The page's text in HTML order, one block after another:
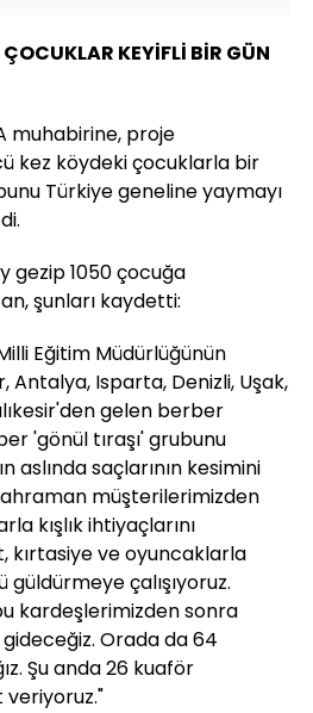
KEYİFLİ BİR GÜN
muhabirine, proje
kez köydeki çocuklarla bir
Türkiye geneline yaymayı
gezip 1050 çocuğa
şunları kaydetti:
Eğitim Müdürlüğünün
Antalya, Isparta, Denizli, Uşak,
gelen berber
'gönül tıraşı' grubunu
aslında saçlarının kesimini
müşterilerimizden
kışlık ihtiyaçlarını
kırtasiye ve oyuncaklarla
güldürmeye çalışıyoruz.
kardeşlerimizden sonra
gideceğiz. Orada da 64
Şu anda 26 kuaför
veriyoruz."